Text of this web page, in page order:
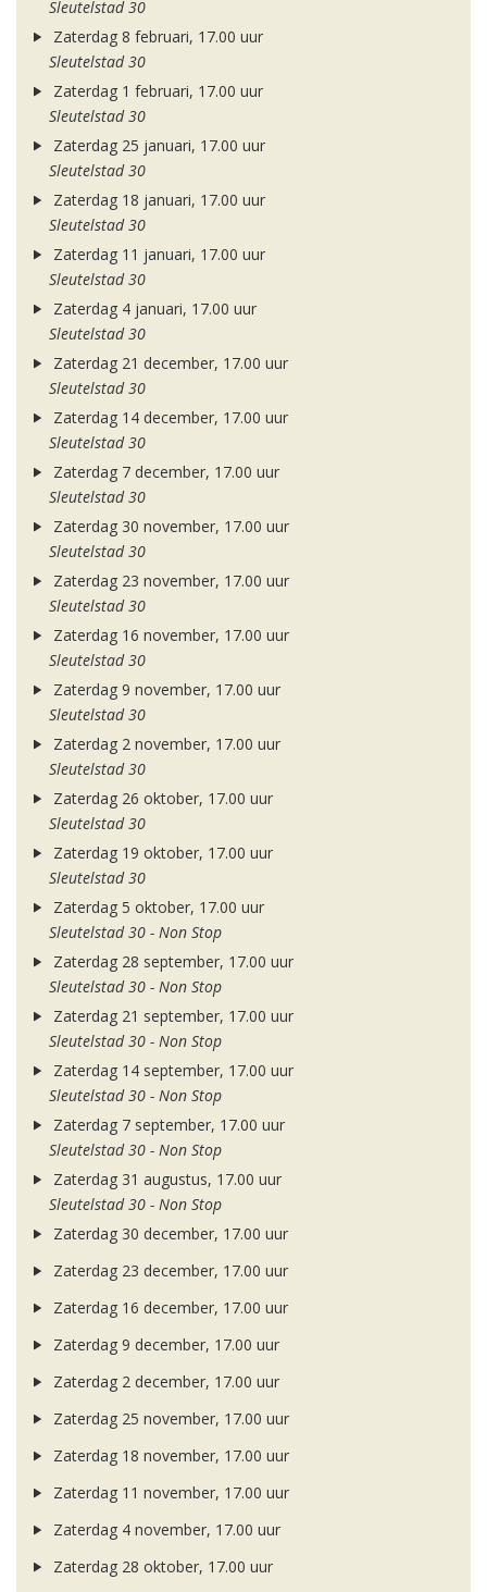
Sleutelstad 30
Zaterdag 8 februari, 17.00 uur
Sleutelstad 30
Zaterdag 1 februari, 17.00 uur
Sleutelstad 30
Zaterdag 25 januari, 17.00 uur
Sleutelstad 30
Zaterdag 18 januari, 17.00 uur
Sleutelstad 30
Zaterdag 11 januari, 17.00 uur
Sleutelstad 30
Zaterdag 4 januari, 17.00 uur
Sleutelstad 30
Zaterdag 21 december, 17.00 uur
Sleutelstad 30
Zaterdag 14 december, 17.00 uur
Sleutelstad 30
Zaterdag 7 december, 17.00 uur
Sleutelstad 30
Zaterdag 30 november, 17.00 uur
Sleutelstad 30
Zaterdag 23 november, 17.00 uur
Sleutelstad 30
Zaterdag 16 november, 17.00 uur
Sleutelstad 30
Zaterdag 9 november, 17.00 uur
Sleutelstad 30
Zaterdag 2 november, 17.00 uur
Sleutelstad 30
Zaterdag 26 oktober, 17.00 uur
Sleutelstad 30
Zaterdag 19 oktober, 17.00 uur
Sleutelstad 30
Zaterdag 5 oktober, 17.00 uur
Sleutelstad 30 - Non Stop
Zaterdag 28 september, 17.00 uur
Sleutelstad 30 - Non Stop
Zaterdag 21 september, 17.00 uur
Sleutelstad 30 - Non Stop
Zaterdag 14 september, 17.00 uur
Sleutelstad 30 - Non Stop
Zaterdag 7 september, 17.00 uur
Sleutelstad 30 - Non Stop
Zaterdag 31 augustus, 17.00 uur
Sleutelstad 30 - Non Stop
Zaterdag 30 december, 17.00 uur
Zaterdag 23 december, 17.00 uur
Zaterdag 16 december, 17.00 uur
Zaterdag 9 december, 17.00 uur
Zaterdag 2 december, 17.00 uur
Zaterdag 25 november, 17.00 uur
Zaterdag 18 november, 17.00 uur
Zaterdag 11 november, 17.00 uur
Zaterdag 4 november, 17.00 uur
Zaterdag 28 oktober, 17.00 uur